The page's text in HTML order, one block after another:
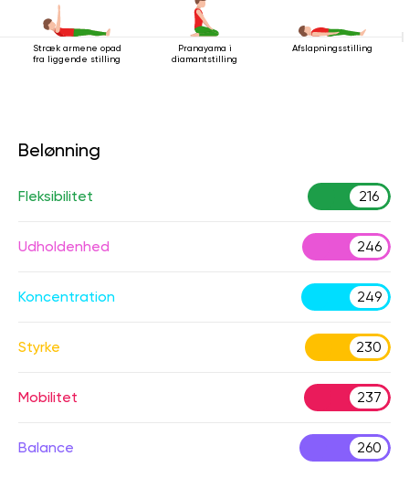
Stræk armene opad
fra liggende stilling
Pranayama i
diamantstilling
Afslapningsstilling
Belønning
Fleksibilitet 216
Udholdenhed 246
Koncentration 249
Styrke 230
Mobilitet 237
Balance 260